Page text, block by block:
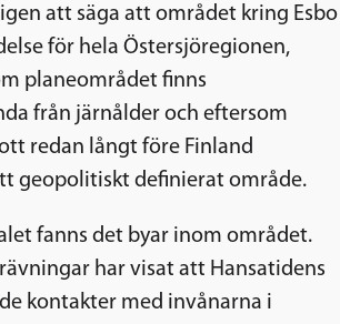
att säga att området kring Esbo
för hela Östersjöregionen,
planeområdet finns
från järnålder och eftersom
redan långt före Finland
geopolitiskt definierat område.
fanns det byar inom området.
har visat att Hansatidens
kontakter med invånarna i